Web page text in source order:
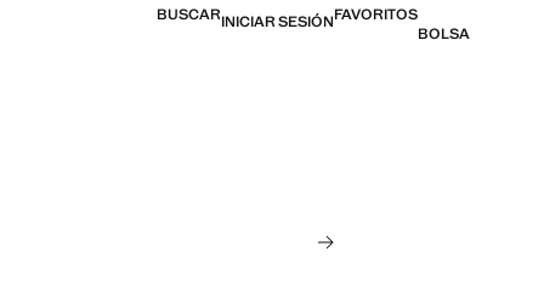
BUSCARINICIAR SESIÓNFAVORITOS
BOLSA